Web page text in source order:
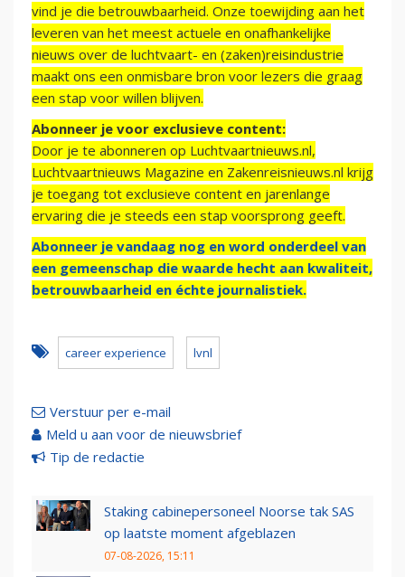
vind je die betrouwbaarheid. Onze toewijding aan het
leveren van het meest actuele en onafhankelijke
nieuws over de luchtvaart- en (zaken)reisindustrie
maakt ons een onmisbare bron voor lezers die graag
een stap voor willen blijven.
Abonneer je voor exclusieve content:
Door je te abonneren op Luchtvaartnieuws.nl,
Luchtvaartnieuws Magazine en Zakenreisnieuws.nl krijg
je toegang tot exclusieve content en jarenlange
ervaring die je steeds een stap voorsprong geeft.
Abonneer je vandaag nog en word onderdeel van
een gemeenschap die waarde hecht aan kwaliteit,
betrouwbaarheid en échte journalistiek.
career experience lvnl
Verstuur per e-mail
Meld u aan voor de nieuwsbrief
Tip de redactie
Staking cabinepersoneel Noorse tak SAS
op laatste moment afgeblazen
07-08-2026, 15:11